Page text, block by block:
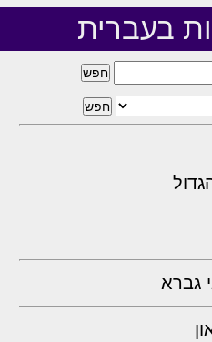
בעברית
גברא